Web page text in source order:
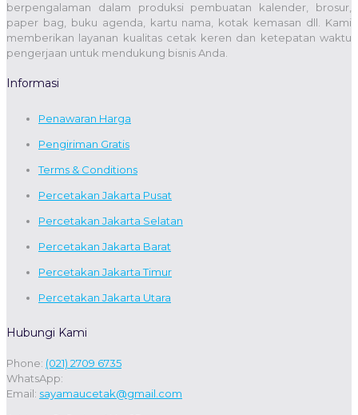
berpengalaman dalam produksi pembuatan kalender, brosur,
paper bag, buku agenda, kartu nama, kotak kemasan dll. Kami
memberikan layanan kualitas cetak keren dan ketepatan waktu
pengerjaan untuk mendukung bisnis Anda.
Informasi
Penawaran Harga
Pengiriman Gratis
Terms & Conditions
Percetakan Jakarta Pusat
Percetakan Jakarta Selatan
Percetakan Jakarta Barat
Percetakan Jakarta Timur
Percetakan Jakarta Utara
Hubungi Kami
Phone: (021) 2709 6735
WhatsApp:
Email: sayamaucetak@gmail.com